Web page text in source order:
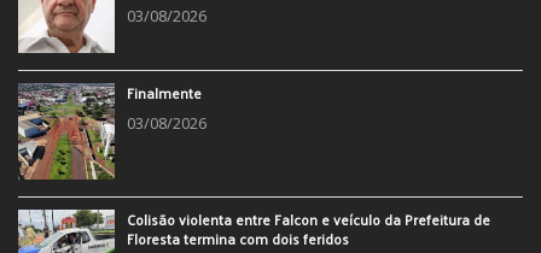
03/08/2026
Finalmente
03/08/2026
Colisão violenta entre Falcon e veículo da Prefeitura de
Floresta termina com dois feridos